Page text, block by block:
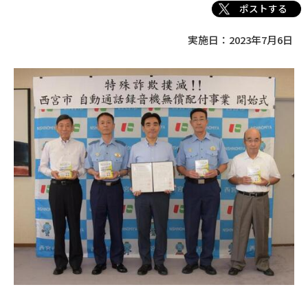
ポストする
実施日：2023年7月6日